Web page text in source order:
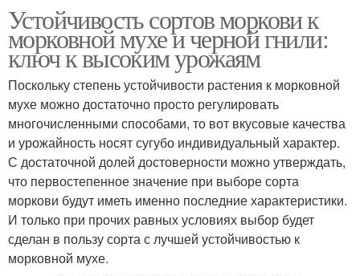
Устойчивость сортов моркови к
морковной мухе и черной гнили:
ключ к высоким урожаям
Поскольку степень устойчивости растения к морковной
мухе можно достаточно просто регулировать
многочисленными способами, то вот вкусовые качества
и урожайность носят сугубо индивидуальный характер.
С достаточной долей достоверности можно утверждать,
что первостепенное значение при выборе сорта
моркови будут иметь именно последние характеристики.
И только при прочих равных условиях выбор будет
сделан в пользу сорта с лучшей устойчивостью к
морковной мухе.